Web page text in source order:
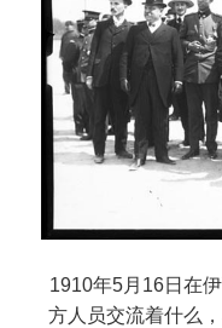
1910年5月16日在
方人员交流着什么